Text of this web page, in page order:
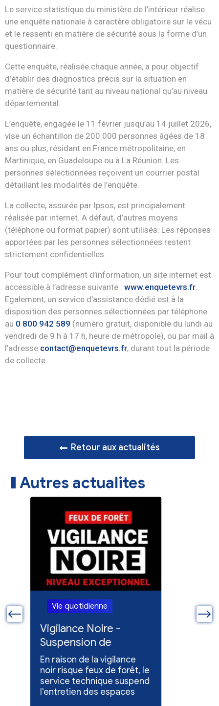
Le service statistique du ministère de l’intérieur réalise
une enquête nationale à caractère obligatoire sur le vécu
et le ressenti en matière de sécurité sous la forme d’un
questionnaire.
Cette enquête, réalisée chaque année, a pour objectif
d’établir des diagnostics précis sur la situation en
matière de sécurité tant au niveau national qu’au niveau
départemental.
L’enquête, engagée le 11 février jusqu’au 14 juillet 2026,
vise un échantillon de 200 000 personnes âgées de 18
ans ou plus, résidant en France métropolitaine, en
Martinique, en Guadeloupe ou à La Réunion. Les
personnes sélectionnées reçoivent un courrier postal
détaillant les modalités de l’enquête.
La collecte, assurée par Ipsos, est principalement
réalisée par internet. A défaut, d’autres moyens
(téléphone ou format papier) sont utilisés. Les réponses
apportées par les personnes sélectionnées restent
strictement confidentielles.
Pour tout complément d’information, un site internet est
accessible à l’adresse suivante : www.enquetevrs.fr.
Egalement, un service d’assistance dédié est à la
disposition des personnes sélectionnées par téléphone
au 0 800 942 589 (numéro gratuit, disponible du lundi au
vendredi de 9 h à 17 h, heure de métropole), ou par mail à
l’adresse contact@enquetevrs.fr, durant tout la période
de collecte.
Retour aux actualités
Autres actualites
Vie quotidienne
Vigilance Noire -
Suspension de
l'entretien des
espaces verts
En raison de la vigilance
noir risque feux de forêt, le
service technique suspend
l'entretien des espaces
Vie
Feux